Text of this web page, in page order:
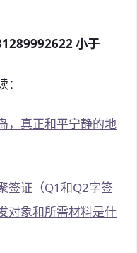
小于
，真正和平宁静的地
签证（Q1和Q2字签
对象和所需材料是什